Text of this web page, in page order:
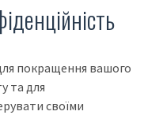
покращення вашого
та для
своїми